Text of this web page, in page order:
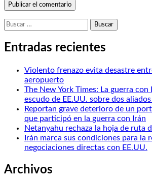
Buscar:
Entradas recientes
Violento frenazo evita desastre
aeropuerto
The New York Times: La guerra con
escudo de EE.UU. sobre dos
Reportan grave deterioro de un
que participó en la guerra con Irán
Netanyahu rechaza la hoja de ruta
Irán marca sus condiciones para la
negociaciones directas con EE.UU.
Archivos